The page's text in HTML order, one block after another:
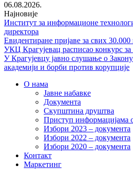
06.08.2026.
Најновије
Институт за информационе
директора
Евидентиране пријаве за свих 30.000
УКЦ Крагујевац расписао конкурс
У Крагујевцу јавно слушање о
академији и борби против корупције
О нама
Јавне набавке
Документа
Скупштина друштва
Приступ информацијама
Избори 2023 – документа
Избори 2022 – документа
Избори 2020 – документа
Контакт
Маркетинг